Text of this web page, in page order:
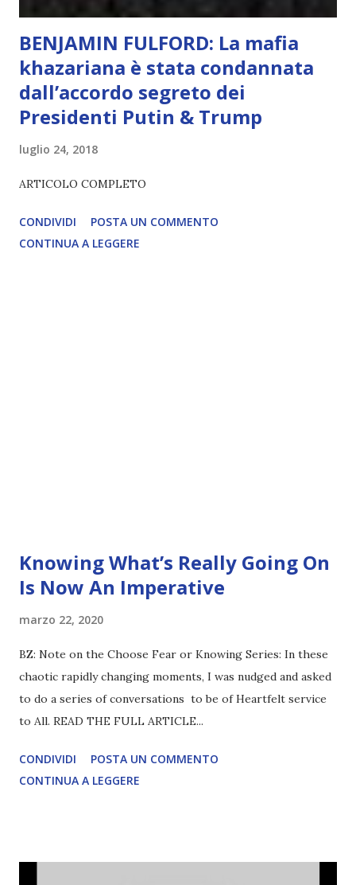
BENJAMIN FULFORD: La mafia
khazariana è stata condannata
dall’accordo segreto dei
Presidenti Putin & Trump
luglio 24, 2018
ARTICOLO COMPLETO
CONDIVIDI
POSTA UN COMMENTO
CONTINUA A LEGGERE
Knowing What’s Really Going On
Is Now An Imperative
marzo 22, 2020
BZ: Note on the Choose Fear or Knowing Series: In these
chaotic rapidly changing moments, I was nudged and asked
to do a series of conversations to be of Heartfelt service
to All. READ THE FULL ARTICLE...
CONDIVIDI
POSTA UN COMMENTO
CONTINUA A LEGGERE